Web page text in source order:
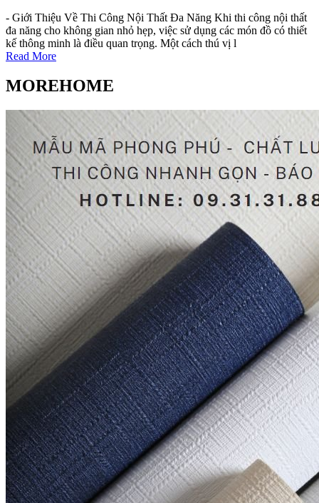
- Giới Thiệu Về Thi Công Nội Thất Đa Năng Khi thi công nội thất
đa năng cho không gian nhỏ hẹp, việc sử dụng các món đồ có thiết
kế thông minh là điều quan trọng. Một cách thú vị l
Read More
MOREHOME